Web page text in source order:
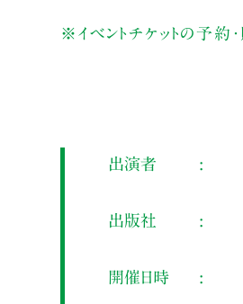
※イベントチケットの予約
出演者
出版社
開催日時